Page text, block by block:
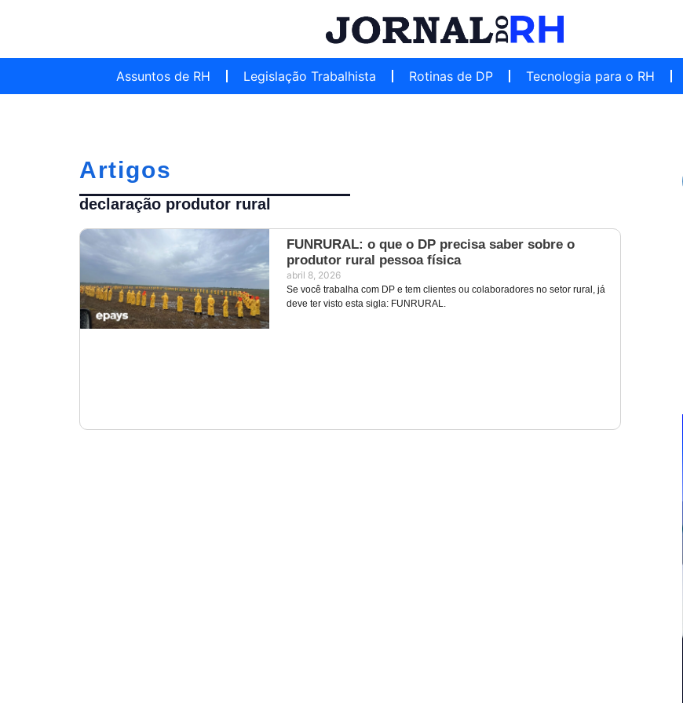
Assuntos de RH Legislação Trabalhista Rotinas de DP Tecnologia para o RH
Artigos
declaração produtor rural
FUNRURAL: o que o DP precisa saber sobre o
produtor rural pessoa física
abril 8, 2026
Se você trabalha com DP e tem clientes ou colaboradores no setor rural, já
deve ter visto esta sigla: FUNRURAL.